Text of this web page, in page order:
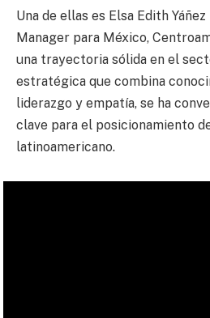
Una de ellas es Elsa Edith
Manager para México,
una trayectoria sólida en el
estratégica que combina
liderazgo y empatía, se ha
clave para el posicionamiento
latinoamericano.